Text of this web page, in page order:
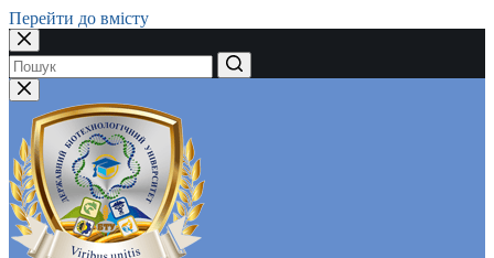
Перейти до вмісту
Немає
результатів